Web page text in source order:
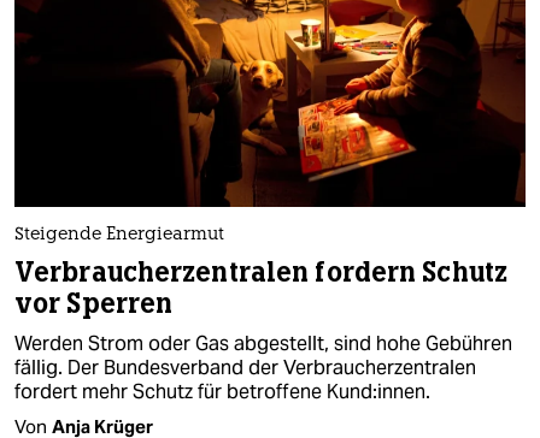
Steigende Energiearmut
Verbraucherzentralen fordern Schutz
vor Sperren
Werden Strom oder Gas abgestellt, sind hohe Gebühren
fällig. Der Bundesverband der Verbraucherzentralen
fordert mehr Schutz für betroffene Kund:innen.
Von Anja Krüger